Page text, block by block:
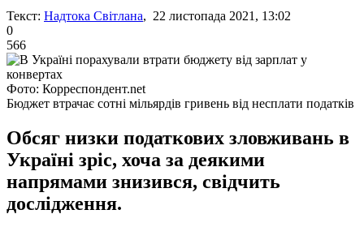
Текст: Надтока Світлана, 22 листопада 2021, 13:02
0
566
Фото: Корреспондент.net
Бюджет втрачає сотні мільярдів гривень від несплати податків
Обсяг низки податкових зловживань в
Україні зріс, хоча за деякими
напрямами знизився, свідчить
дослідження.